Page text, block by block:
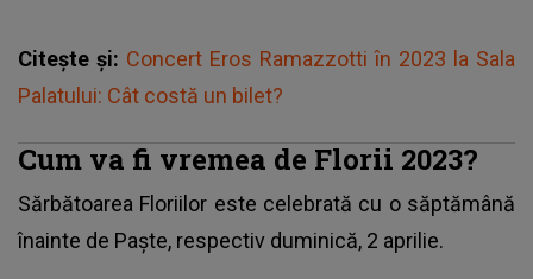
Citește și: Concert Eros Ramazzotti în 2023 la Sala
Palatului: Cât costă un bilet?
Cum va fi vremea de Florii 2023?
Sărbătoarea Floriilor este celebrată cu o săptămână
înainte de Paște, respectiv duminică, 2 aprilie.